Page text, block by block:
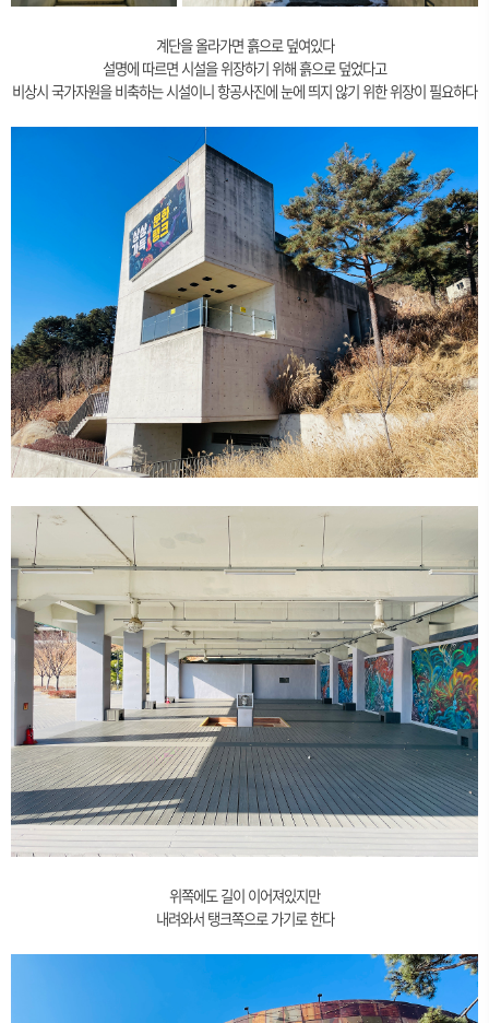
계단을 올라가면 흙으로 덮여있다
설명에 따르면 시설을 위장하기 위해 흙으로 덮었다고
비상시 국가자원을 비축하는 시설이니 항공사진에 눈에 띄지 않기 위한 위장이 필요하다
위쪽에도 길이 이어져있지만
내려와서 탱크쪽으로 가기로 한다